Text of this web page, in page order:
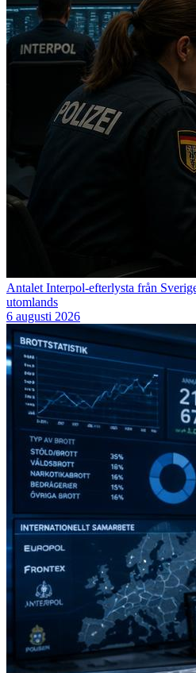
Antalet Interpol-efterlysta från
utomlands
6 augusti 2026